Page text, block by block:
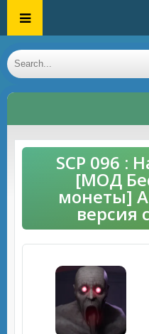
SCP 096 :
[МОД
монеты]
версия